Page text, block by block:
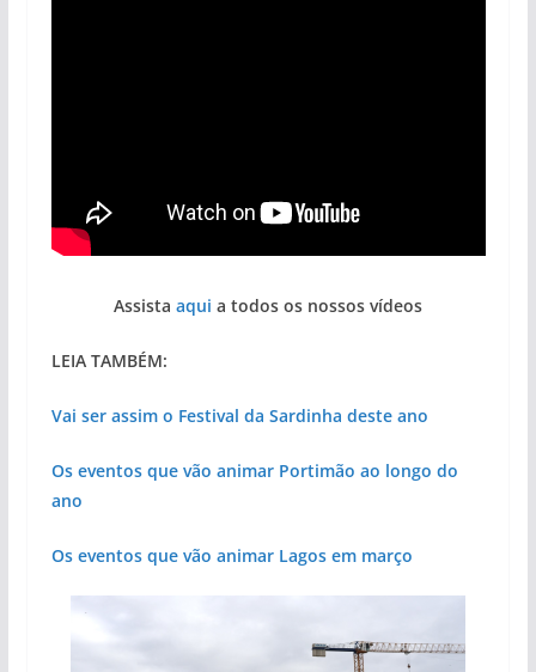
Assista aqui a todos os nossos vídeos
LEIA TAMBÉM:
Vai ser assim o Festival da Sardinha deste ano
Os eventos que vão animar Portimão ao longo do
ano
Os eventos que vão animar Lagos em março